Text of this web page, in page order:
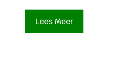
Lees Meer